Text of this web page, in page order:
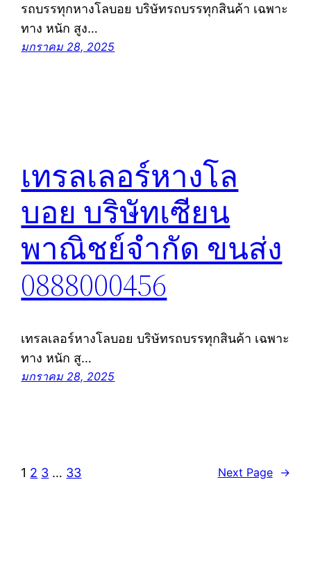
รถบรรทุกหางโลบอย บริษัทรถบรรทุกสินค้า เฉพาะ
ทาง หนัก สูง…
มกราคม 28, 2025
เทรลเลอร์หางโล
บอย บริษัทเซียน
พาณิชย์จำกัด ขนส่ง
0888000456
เทรลเลอร์หางโลบอย บริษัทรถบรรทุกสินค้า เฉพาะ
ทาง หนัก สู…
มกราคม 28, 2025
1 2 3 … 33 Next Page →